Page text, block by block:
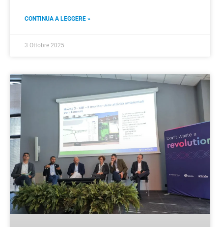
CONTINUA A LEGGERE »
3 Ottobre 2025